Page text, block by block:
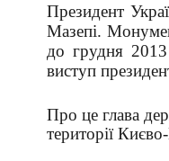
Президент
Мазепі.
до грудня
виступ
Про це глава
території